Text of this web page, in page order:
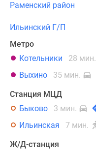
Раменский район
Ильинский Г/П
Метро
Котельники
28 мин.
Выхино
35 мин.
Станция МЦД
Быково
3 мин.
Ильинская
7 мин.
Ж/Д-станция